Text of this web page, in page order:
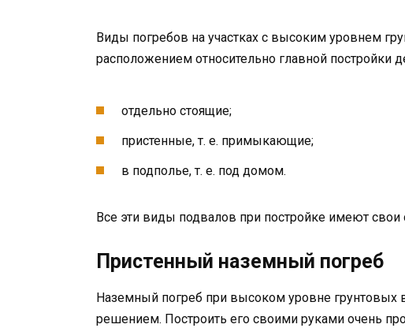
Виды погребов на участках с высоким уровнем
расположением относительно главной постройки
отдельно стоящие;
пристенные, т. е. примыкающие;
в подполье, т. е. под домом.
Все эти виды подвалов при постройке имеют свои
Пристенный наземный погреб
Наземный погреб при высоком уровне
решением. Построить его своими руками очень